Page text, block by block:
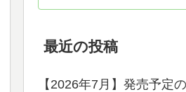
最近の投稿
【2026年7月】発売予定